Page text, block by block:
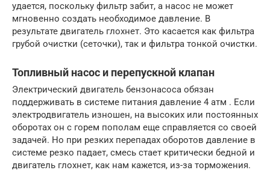
удается, поскольку фильтр забит, а насос не может
мгновенно создать необходимое давление. В
результате двигатель глохнет. Это касается как фильтра
грубой очистки (сеточки), так и фильтра тонкой очистки.
Топливный насос и перепускной клапан
Электрический двигатель бензонасоса обязан
поддерживать в системе питания давление 4 атм . Если
электродвигатель изношен, на высоких или постоянных
оборотах он с горем пополам еще справляется со своей
задачей. Но при резких перепадах оборотов давление в
системе резко падает, смесь стает критически бедной и
двигатель глохнет, как нам кажется, из-за торможения.